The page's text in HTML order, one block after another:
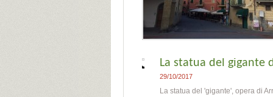
La statua del gigante
29/10/2017
La statua del 'gigante', opera di